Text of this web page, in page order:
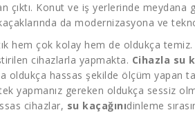
çıktı. Konut ve iş yerlerinde meydana
da modernizasyona ve
hem çok kolay hem de oldukça temiz.
cihazlarla yapmakta. Cihazla su
oldukça hassas şekilde ölçüm yapan
yapmanız gereken oldukça sessiz
cihazlar, su kaçağınıdinleme